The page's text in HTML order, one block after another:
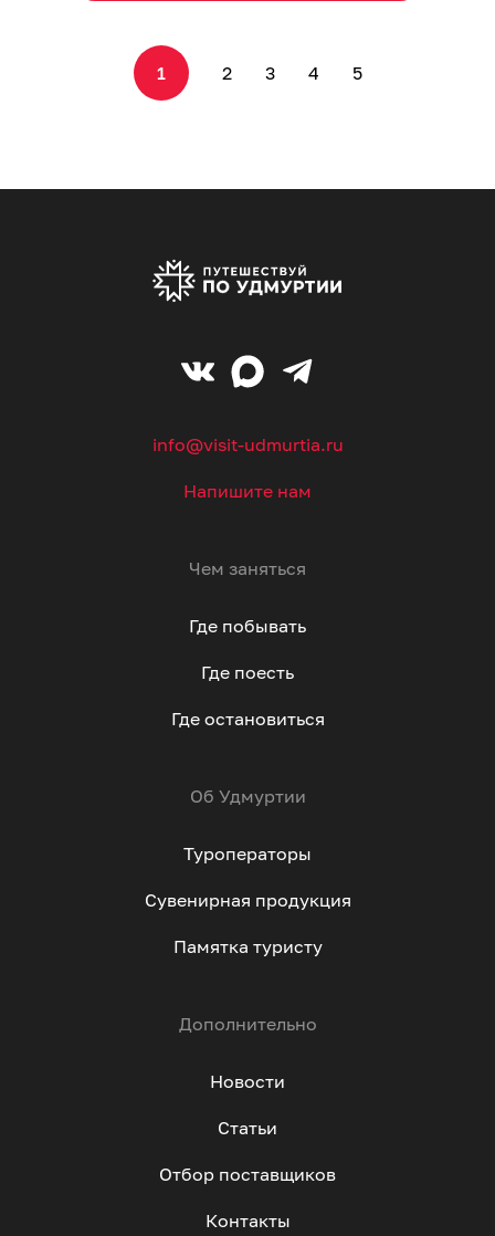
1 2 3 4 5
info@visit-udmurtia.ru
Напишите нам
Чем заняться
Где побывать
Где поесть
Где остановиться
Об Удмуртии
Туроператоры
Сувенирная продукция
Памятка туристу
Дополнительно
Новости
Статьи
Отбор поставщиков
Контакты